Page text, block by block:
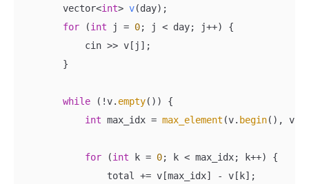
vector<int> v(day) ;
for (int j = 0; j < day; j++) {
            cin >> v[j];
        }
while (!v. empty()) {
int max_idx = max_element (v. begin(), v.
for (int k = 0; k < max_idx; k++) {
                total += v[max_idx] - v[k];